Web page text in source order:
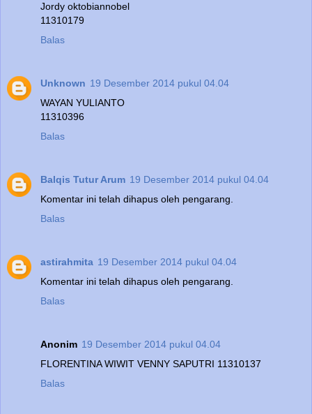
Jordy oktobiannobel
11310179
Balas
Unknown 19 Desember 2014 pukul 04.04
WAYAN YULIANTO
11310396
Balas
Balqis Tutur Arum 19 Desember 2014 pukul 04.04
Komentar ini telah dihapus oleh pengarang.
Balas
astirahmita 19 Desember 2014 pukul 04.04
Komentar ini telah dihapus oleh pengarang.
Balas
Anonim 19 Desember 2014 pukul 04.04
FLORENTINA WIWIT VENNY SAPUTRI 11310137
Balas